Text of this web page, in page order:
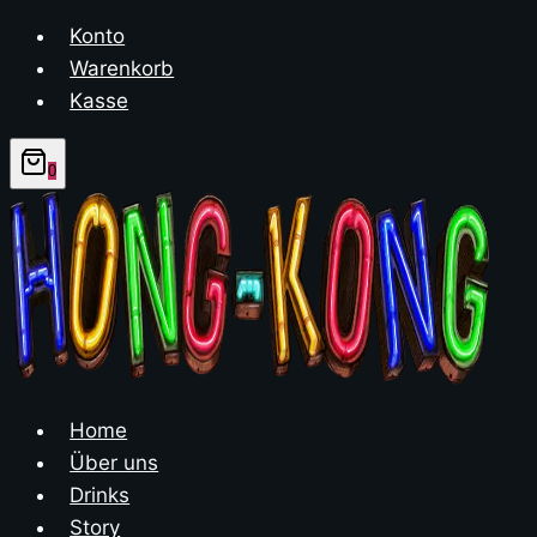
Zum
Inhalt
springen
Konto
Warenkorb
Kasse
0
Home
Über uns
Drinks
Story